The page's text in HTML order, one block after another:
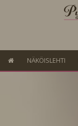
NÄKÖISLEHTI